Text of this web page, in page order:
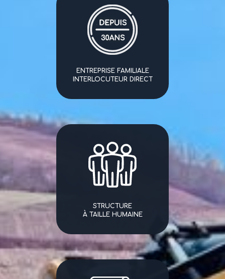
ENTREPRISE FAMILIALE
INTERLOCUTEUR DIRECT
STRUCTURE
À TAILLE HUMAINE